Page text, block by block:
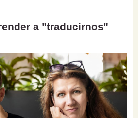
a "traducirnos"